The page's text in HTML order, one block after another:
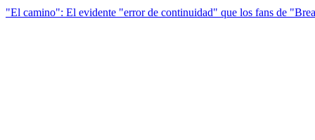
"El camino": El evidente "error de continuidad" que los fans de